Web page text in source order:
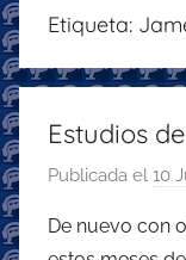
podcasting
recomendaciones
disfrutar
podcastfera
Etiqueta:
Estudios
Publicada el 10
De nuevo con